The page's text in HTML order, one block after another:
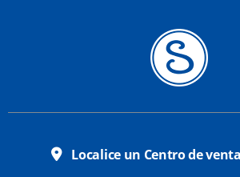
Localice un Centro de